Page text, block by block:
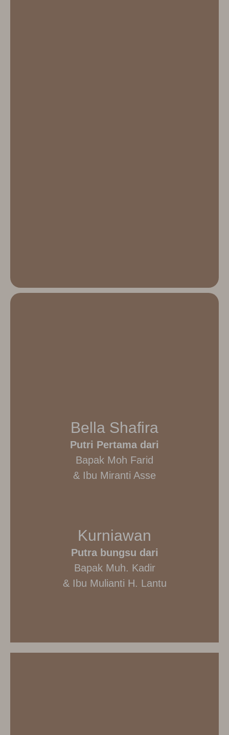
Bella Shafira
Putri Pertama dari
Bapak Moh Farid
& Ibu Miranti Asse
Kurniawan
Putra bungsu dari
Bapak Muh. Kadir
& Ibu Mulianti H. Lantu